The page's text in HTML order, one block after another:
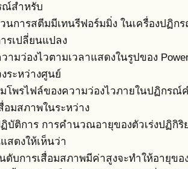
ณ์สำหรับ
นการสตีมมีเทนรีฟอร์มมิ่ง ในเครื่องปฏิ
รเปลี่ยนแปลง
ามว่องไวตามเวลาแสดงในรูปของ
ระหว่างศูนย์
โพรไฟล์ของความว่องไวภายในปฏิกร
อมสภาพในระหว่าง
บัติการ การคำนวณอายุของตัวเร่งปฏิกิ
สดงให้เห็นว่า
ดับการเสื่อมสภาพมีค่าสูงจะทำให้อายุข